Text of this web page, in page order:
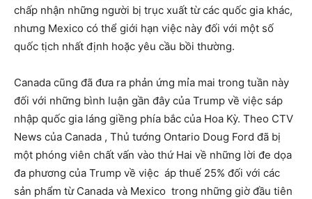
chấp nhận những người bị trục xuất từ ​​các quốc gia khác,
nhưng Mexico có thể giới hạn việc này đối với một số
quốc tịch nhất định hoặc yêu cầu bồi thường.
Canada cũng đã đưa ra phản ứng mỉa mai trong tuần này
đối với những bình luận gần đây của Trump về việc sáp
nhập quốc gia láng giềng phía bắc của Hoa Kỳ. Theo CTV
News của Canada , Thủ tướng Ontario Doug Ford đã bị
một phóng viên chất vấn vào thứ Hai về những lời đe dọa
đa phương của Trump về việc áp thuế 25% đối với các
sản phẩm từ Canada và Mexico trong những giờ đầu tiên